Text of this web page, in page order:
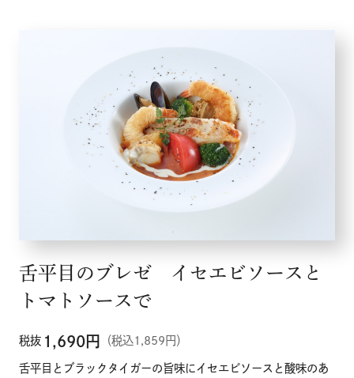
舌平目のブレゼ イセエビソースと
トマトソースで
税抜 1,690円 （税込1,859円）
舌平目とブラックタイガーの旨味にイセエビソースと酸味のあ